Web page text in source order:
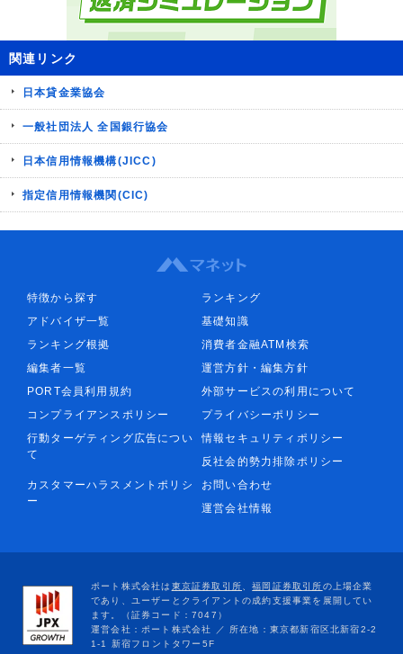
関連リンク
日本貸金業協会
一般社団法人 全国銀行協会
日本信用情報機構(JICC)
指定信用情報機関(CIC)
特徴から探す
ランキング
アドバイザ一覧
基礎知識
ランキング根拠
消費者金融ATM検索
編集者一覧
運営方針・編集方針
PORT会員利用規約
外部サービスの利用について
コンプライアンスポリシー
プライバシーポリシー
行動ターゲティング広告につい
て
情報セキュリティポリシー
反社会的勢力排除ポリシー
カスタマーハラスメントポリシ
ー
お問い合わせ
運営会社情報